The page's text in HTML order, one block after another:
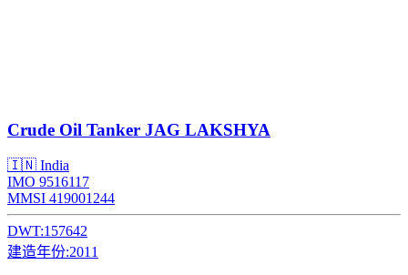
Crude Oil Tanker JAG LAKSHYA
🇮🇳 India
IMO 9516117
MMSI 419001244
DWT:157642
建造年份:2011